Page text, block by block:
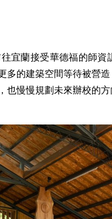
宜蘭接受華德福的師資
多的建築空間等待被營
慢慢規劃未來辦校的方